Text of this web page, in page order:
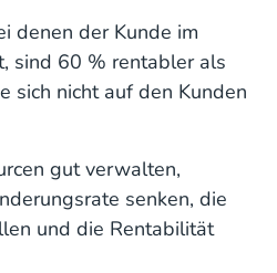
denen der Kunde im
sind 60 % rentabler als
sich nicht auf den Kunden
gut verwalten,
senken, die
und die Rentabilität